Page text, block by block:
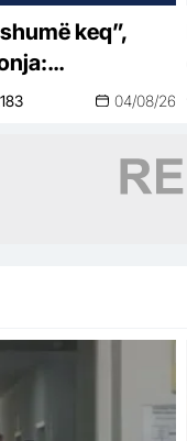
takuar në04/08/26